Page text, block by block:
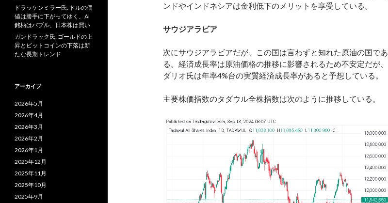
ンドやインドネシアは金利低下のメリットを享受している。
サウジアラビア
次にサウジアラビアだが、この国は言わずと知れた原油の国であ
る。経済成長率は原油価格の推移に影響されるため不安定だが、
ダリオ氏は年率4%台の実質経済成長率があると予想している。
主要株価指数のタダウル全株指数は次のように推移している。
ドラッケンミラー氏: ドルの価
値は勝手に下がってゆく、AI
銘柄はバブル、日本株は買い
ガンドラック氏: ゴールドの上
昇とビットコインの下落は新
たな長期トレンド
アーカイブ
2026年5月
2026年4月
2026年3月
2026年2月
2026年1月
2025年12月
2025年11月
2025年10月
2025年9月